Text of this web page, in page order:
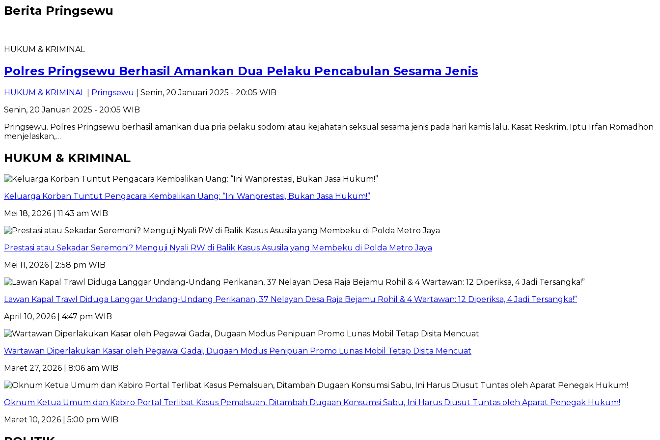
Berita Pringsewu
HUKUM & KRIMINAL
Polres Pringsewu Berhasil Amankan Dua Pelaku Pencabulan Sesama Jenis
HUKUM & KRIMINAL Pringsewu
| Senin, 20 Januari 2025 - 20:05 WIB
Senin, 20 Januari 2025 - 20:05 WIB
Pringsewu. Polres Pringsewu berhasil amankan dua pria pelaku sodomi atau kejahatan seksual sesama jenis pada hari kamis lalu. Kasat Reskrim, Iptu Irfan Romadhon
menjelaskan,…
HUKUM & KRIMINAL
Keluarga Korban Tuntut Pengacara Kembalikan Uang: “Ini Wanprestasi, Bukan Jasa Hukum!”
Mei 18, 2026 | 11:43 am WIB
Prestasi atau Sekadar Seremoni? Menguji Nyali RW di Balik Kasus Asusila yang Membeku di Polda Metro Jaya
Mei 11, 2026 | 2:58 pm WIB
Lawan Kapal Trawl Diduga Langgar Undang-Undang Perikanan, 37 Nelayan Desa Raja Bejamu Rohil & 4 Wartawan: 12 Diperiksa, 4 Jadi Tersangka!”
April 10, 2026 | 4:47 pm WIB
Wartawan Diperlakukan Kasar oleh Pegawai Gadai, Dugaan Modus Penipuan Promo Lunas Mobil Tetap Disita Mencuat
Maret 27, 2026 | 8:06 am WIB
Oknum Ketua Umum dan Kabiro Portal Terlibat Kasus Pemalsuan, Ditambah Dugaan Konsumsi Sabu, Ini Harus Diusut Tuntas oleh Aparat Penegak Hukum!
Maret 10, 2026 | 5:00 pm WIB